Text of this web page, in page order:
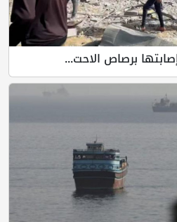
برصاص الاحت...